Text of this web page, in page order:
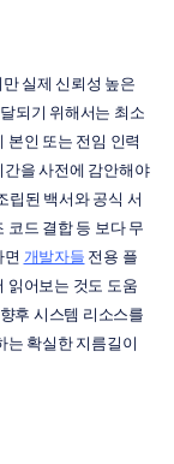
실제 신뢰성 높은
되기 위해서는 최소
본인 또는 전임 인력
을 사전에 감안해야
립된 백서와 공식 서
코드 결합 등 보다 무
개발자들 전용 플
읽어보는 것도 도움
후 시스템 리소스를
는 확실한 지름길이